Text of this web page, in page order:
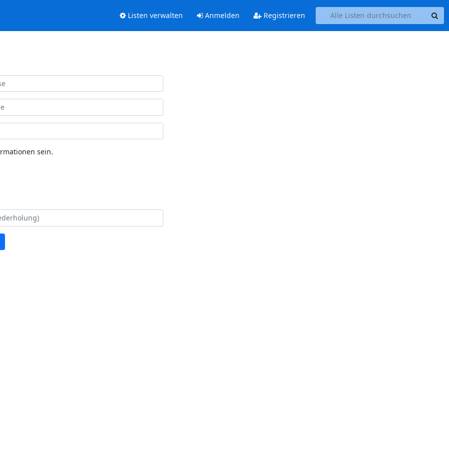
Listen verwalten Anmelden Registrieren
sein.